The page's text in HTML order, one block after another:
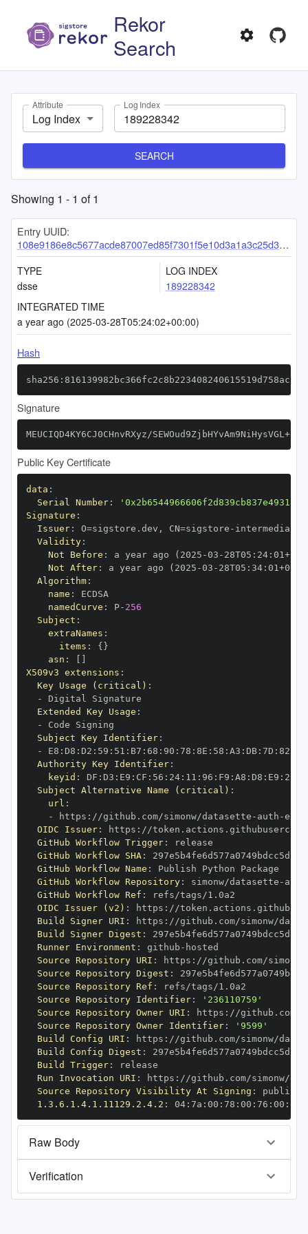
Rekor
Search
Attribute
Log Index
Log Index
SEARCH
Showing 1 - 1 of1
Entry UUID:
108e9186e8c5677acde87007ed85f7301f5e10d3a1a3c25d3607baf8e77d78c3ef717b4d367dfaee
TYPE
dsse
LOG INDEX
189228342
INTEGRATED TIME
a year ago (2025-03-28T05:24:02+00:00)
Hash
Signature
MEUCIQD4KY6CJ0CHnvRXyz/
Public Key Certificate
data :
Serial Number:
Signature :
Issuer: O=sigstore.dev , CN=sigstore -
Validity:
Not Before : a year ago (2025 -03 - 28T05 : 24: 01+00
Not After: a year ago (2025 -03 - 28T05 : 34: 01+00
Algorithm:
name :
namedCurve : P- 256
Subject :
extraNames :
items : { }
asn :
X509v3 extensions :
Key Usage (critical) :
-
Extended Key Usage :
-
Subject Key Identifier:
-
E8 : D8 : D2 : 59 : 51 : B7 : 68 : 90 : 78 : 8E : 58 : A3 : DB: 7D : 82
Authority Key Identifier:
keyid : DF : D3 : E9 : CF : 56 : 24: 11 : 96 : F9 : A8 : D8 : E9 : 28
Subject Alternative Name (critical) :
url :
-
https : //github.com/simonw/datasette - auth -
OIDC Issuer: https :
GitHub Workflow Trigger:
GitHub Workflow SHA:
GitHub Workflow Name :
GitHub Workflow Repository: simonw/datasette - auth
GitHub Workflow Ref :
OIDC Issuer (v2) : https :
Build Signer URI : https : //github.com/simonw/
Build Signer Digest :
Runner Environment : github -
Source Repository URI : https : //github.com/
Source Repository Digest :
Source Repository Ref :
Source Repository Identifier:
'236110759'
Source Repository Owner URI : https :
Source Repository Owner Identifier:
'9599'
Build Config URI : https : //github.com/simonw/
Build Config Digest :
Build Trigger:
Run Invocation URI : https : //github.com/simonw/
Source Repository Visibility At Signing :
1.3.6.1.4.1.11129.2.4.2 : 04: 7a : 00 : 78 : 00 : 76 : 00 : dd
Raw Body
Verification